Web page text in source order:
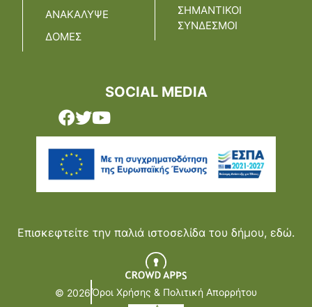
ΑΝΑΚΑΛΥΨΕ
ΔΟΜΕΣ
ΣΗΜΑΝΤΙΚΟΙ
ΣΥΝΔΕΣΜΟΙ
SOCIAL MEDIA
Επισκεφτείτε την παλιά ιστοσελίδα του δήμου, εδώ.
© 2026Όροι Χρήσης & Πολιτική Απορρήτου